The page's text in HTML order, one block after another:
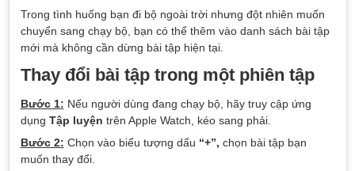
Trong tình huống bạn đi bộ ngoài trời nhưng đột nhiên muốn
chuyển sang chạy bộ, bạn có thể thêm vào danh sách bài tập
mới mà không cần dừng bài tập hiện tại.
Thay đổi bài tập trong một phiên tập
Bước 1: Nếu người dùng đang chạy bộ, hãy truy cập ứng
dụng Tập luyện trên Apple Watch, kéo sang phải.
Bước 2: Chọn vào biểu tượng dấu “+”, chọn bài tập bạn
muốn thay đổi.